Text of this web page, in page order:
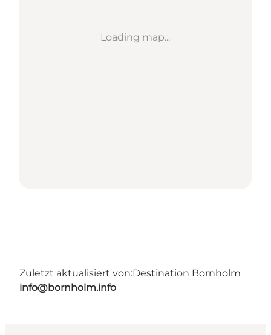
Loading map...
Zuletzt aktualisiert von:Destination Bornholm
info@bornholm.info